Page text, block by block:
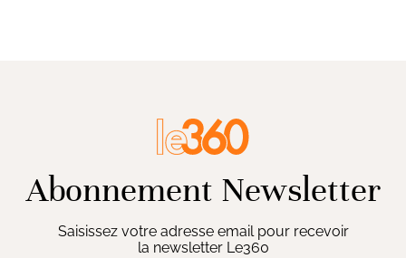
Abonnement Newsletter
Saisissez votre adresse email pour recevoir
la newsletter Le360